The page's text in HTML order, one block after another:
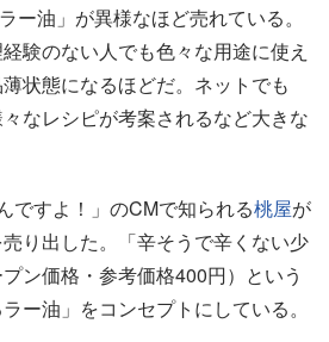
ー油」が異様なほど売れている。
験のない人でも色々な用途に使え
状態になるほどだ。ネットでも
々なレシピが考案されるなど大きな
ですよ！」のCMで知られる桃屋が
り出した。「辛そうで辛くない少
ン価格・参考価格400円）という
ー油」をコンセプトにしている。